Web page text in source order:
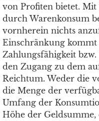
von Profiten bietet.
durch Warenkonsum
vornherein nichts
Einschränkung
Zahlungsfähigkeit
den Zugang zu dem
Reichtum. Weder die
die Menge der
Umfang der
Höhe der